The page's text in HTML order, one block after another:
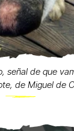
señal de que
de Miguel de